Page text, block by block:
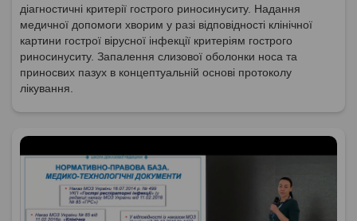
діагностичні критерії гострого риносинуситу. Надання
медичної допомоги хворим у разі відповідності клінічної
картини гострої вірусної інфекції критеріям гострого
риносинуситу. Запалення слизової оболонки носа та
приносвих пазух в концептуальній основі протоколу
лікування.